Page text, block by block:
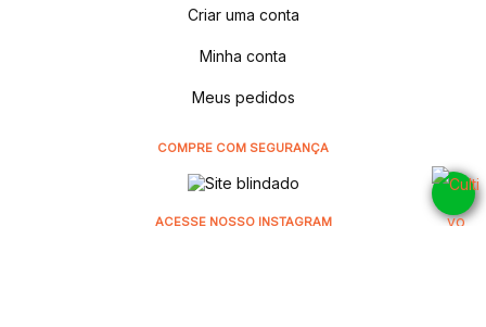
Criar uma conta
Minha conta
Meus pedidos
COMPRE COM SEGURANÇA
ACESSE NOSSO INSTAGRAM